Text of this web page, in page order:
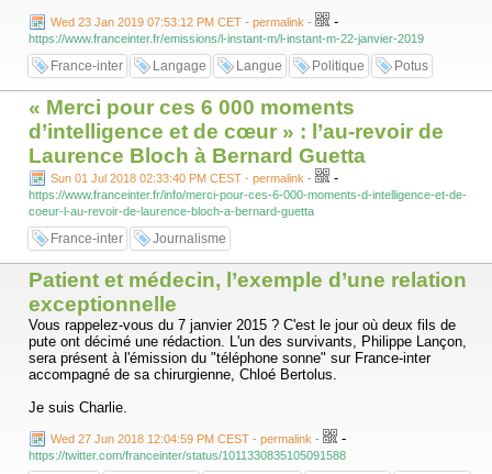
Wed 23 Jan 2019 07:53:12 PM CET - permalink - -
https://www.franceinter.fr/emissions/l-instant-m/l-instant-m-22-janvier-2019
France-inter Langage Langue Politique Potus
« Merci pour ces 6 000 moments
d’intelligence et de cœur » : l’au-revoir de
Laurence Bloch à Bernard Guetta
Sun 01 Jul 2018 02:33:40 PM CEST - permalink - -
https://www.franceinter.fr/info/merci-pour-ces-6-000-moments-d-intelligence-et-de-
coeur-l-au-revoir-de-laurence-bloch-a-bernard-guetta
France-inter Journalisme
Patient et médecin, l’exemple d’une relation
exceptionnelle
Vous rappelez-vous du 7 janvier 2015 ? C'est le jour où deux fils de
pute ont décimé une rédaction. L'un des survivants, Philippe Lançon,
sera présent à l'émission du "téléphone sonne" sur France-inter
accompagné de sa chirurgienne, Chloé Bertolus.
Je suis Charlie.
Wed 27 Jun 2018 12:04:59 PM CEST - permalink - -
https://twitter.com/franceinter/status/1011330835105091588